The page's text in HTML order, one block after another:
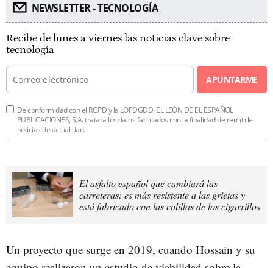
NEWSLETTER - TECNOLOGÍA
Recibe de lunes a viernes las noticias clave sobre
tecnología
APUNTARME
De conformidad con el RGPD y la LOPDGDD, EL LEÓN DE EL ESPAÑOL
PUBLICACIONES, S.A. tratará los datos facilitados con la finalidad de remitirle
noticias de actualidad.
El asfalto español que cambiará las
carreteras: es más resistente a las grietas y
está fabricado con las colillas de los cigarrillos
Un proyecto que surge en 2019, cuando Hossain y su